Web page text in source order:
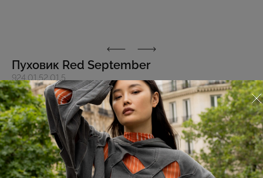
Пуховик Red September
924.01.52.01.5
О товаре Оплата и доставка
Зимняя куртка Puffer с капюшоном из итальянской
плащовой ткани с рипстоп плетением. Финишная
обработка ткани обладает водоотталкивающими
свойствами. Синтетический наполнитель (синтепух).
Объемный bubble силуэт длиной ниже бедра. Боковые